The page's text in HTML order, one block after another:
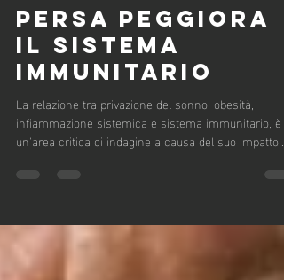
ANCHE SOLO UNA
NOTTE DI SONNO
PERSA PEGGIORA
IL SISTEMA
IMMUNITARIO
La relazione tra privazione del sonno, obesità,
infiammazione sistemica e sistema immunitario, è
un'area critica di indagine a causa del suo impatto
significativo sulla salute.